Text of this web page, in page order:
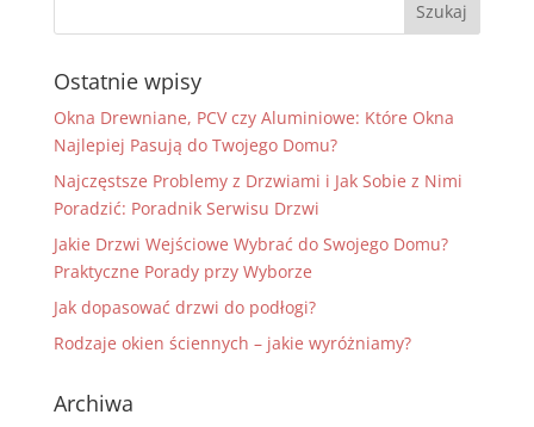
Ostatnie wpisy
Okna Drewniane, PCV czy Aluminiowe: Które Okna
Najlepiej Pasują do Twojego Domu?
Najczęstsze Problemy z Drzwiami i Jak Sobie z Nimi
Poradzić: Poradnik Serwisu Drzwi
Jakie Drzwi Wejściowe Wybrać do Swojego Domu?
Praktyczne Porady przy Wyborze
Jak dopasować drzwi do podłogi?
Rodzaje okien ściennych – jakie wyróżniamy?
Archiwa